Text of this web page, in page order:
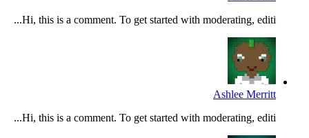
Hi, this is a comment. To get started with moderating, editi...
Ashlee Merritt
Hi, this is a comment. To get started with moderating, editi...